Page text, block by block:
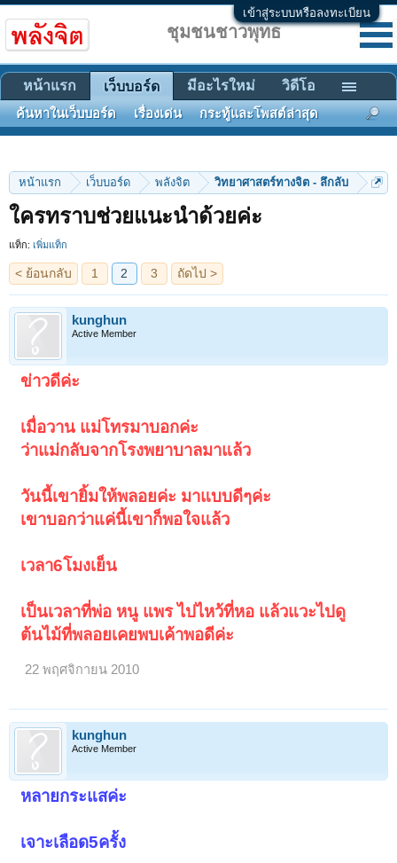
เข้าสู่ระบบหรือลงทะเบียน
หน้าแรก เว็บบอร์ด พลังจิต วิทยาศาสตร์ทางจิต - ลึกลับ
ใครทราบช่วยแนะนำด้วยค่ะ
แท็ก: เพิ่มแท็ก
< ย้อนกลับ 1 2 3 ถัดไป >
kunghun
Active Member
ข่าวดีค่ะ
เมื่อวาน แม่โทรมาบอกค่ะ
ว่าแม่กลับจากโรงพยาบาลมาแล้ว
วันนี้เขายิ้มให้พลอยค่ะ มาแบบดีๆค่ะ
เขาบอกว่าแค่นี้เขาก็พอใจแล้ว
เวลา6โมงเย็น
เป็นเวลาที่พ่อ หนู แพร ไปไหว้ที่หอ แล้วแวะไปดู
ต้นไม้ที่พลอยเคยพบเค้าพอดีค่ะ
22 พฤศจิกายน 2010
kunghun
Active Member
หลายกระแสค่ะ
เจาะเลือด5ครั้ง
ชุมชนชาวพุทธ
หน้าแรก เว็บบอร์ด
ค้นหาในเว็บบอร์ด เรื่องเด่น กระทู้และโพสต์ล่าสุด
มีอะไรใหม่ วิดีโอ